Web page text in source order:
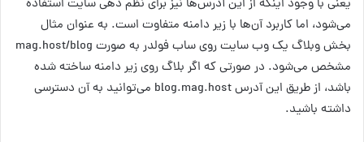
یعنی با وجود اینکه از این آدرس‌ها نیز برای نظم دهی سایت استفاده
می‌شود، اما کاربرد آن‌ها با زیر دامنه متفاوت است. به عنوان مثال
بخش وبلاگ یک وب سایت روی ساب فولدر به صورت mag.host/blog
مشخص می‌شود. در صورتی که اگر بلاگ روی زیر دامنه ساخته شده
باشد، از طریق این آدرس blog.mag.host می‌توانید به آن دسترسی
داشته باشید.